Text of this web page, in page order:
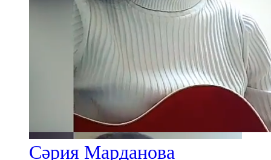
103,0 FM
Чүпрәле
91,0 FM
Шәмәрдән
102,3 FM
Сәрия Марданова